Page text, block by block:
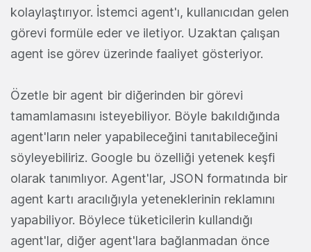
kolaylaştırıyor. İstemci agent'ı, kullanıcıdan gelen
görevi formüle eder ve iletiyor. Uzaktan çalışan
agent ise görev üzerinde faaliyet gösteriyor.
Özetle bir agent bir diğerinden bir görevi
tamamlamasını isteyebiliyor. Böyle bakıldığında
agent'ların neler yapabileceğini tanıtabileceğini
söyleyebiliriz. Google bu özelliği yetenek keşfi
olarak tanımlıyor. Agent'lar, JSON formatında bir
agent kartı aracılığıyla yeteneklerinin reklamını
yapabiliyor. Böylece tüketicilerin kullandığı
agent'lar, diğer agent'lara bağlanmadan önce